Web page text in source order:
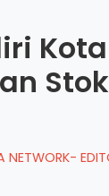
NETWORK-